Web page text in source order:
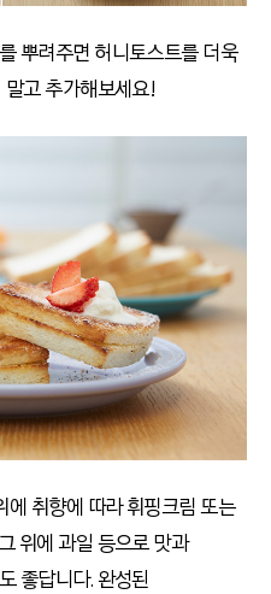
뿌려주면 허니토스트를 더욱
고 추가해보세요!
취향에 따라 휘핑크림 또는
위에 과일 등으로 맛과
좋답니다. 완성된